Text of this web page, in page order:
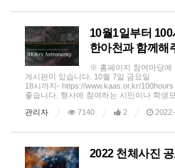
10월1일부터
한아천과 함께해
※ 홈페이지 참여마당에
게시판이 있습니다. 10월 7일 금요일
18시까지- https://www.kaas.or.kr/
좋습니다. 행사에 참여하는 시민이나 학생
관리자
7140 2
2022 천체사진